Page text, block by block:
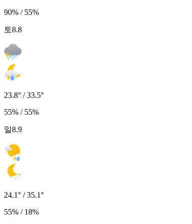
90% / 55%
토8.8
23.8° / 33.5°
55% / 55%
일8.9
24.1° / 35.1°
55% / 18%